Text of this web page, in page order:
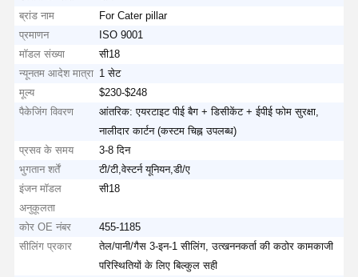
ब्रांड नाम
For Cater pillar
प्रमाणन
ISO 9001
मॉडल संख्या
सी18
न्यूनतम आदेश मात्रा 1 सेट
मूल्य
$230-$248
पैकेजिंग विवरण
आंतरिक: एयरटाइट पीई बैग + डिसीकेंट + ईपीई फोम सुरक्षा,
नालीदार कार्टन (कस्टम चिह्न उपलब्ध)
प्रसव के समय
3-8 दिन
भुगतान शर्तें
टी/टी,वेस्टर्न यूनियन,डी/ए
इंजन मॉडल
अनुकूलता
सी18
कोर OE नंबर
455-1185
सीलिंग प्रकार
तेल/पानी/गैस 3-इन-1 सीलिंग, उत्खननकर्ता की कठोर कामकाजी
परिस्थितियों के लिए बिल्कुल सही